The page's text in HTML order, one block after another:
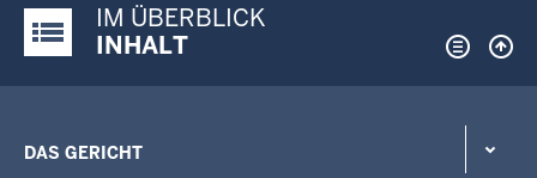
Justiz-Portal im Überblick:
IM ÜBERBLICK
INHALT
DAS GERICHT